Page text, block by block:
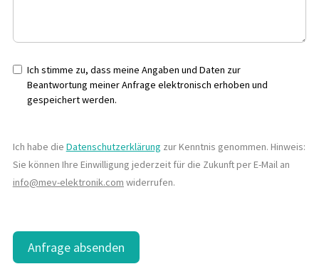
Ich stimme zu, dass meine Angaben und Daten zur
Beantwortung meiner Anfrage elektronisch erhoben und
gespeichert werden.
Ich habe die Datenschutzerklärung zur Kenntnis genommen. Hinweis:
Sie können Ihre Einwilligung jederzeit für die Zukunft per E-Mail an
info@mev-elektronik.com widerrufen.
Anfrage absenden